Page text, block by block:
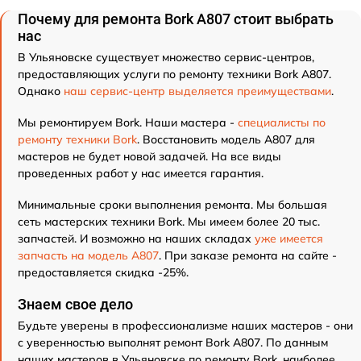
Почему для ремонта Bork А807 стоит выбрать
нас
В Ульяновске существует множество сервис-центров,
предоставляющих услуги по ремонту техники Bork А807.
Однако наш сервис-центр выделяется преимуществами.
Мы ремонтируем Bork. Наши мастера - специалисты по
ремонту техники Bork. Восстановить модель А807 для
мастеров не будет новой задачей. На все виды
проведенных работ у нас имеется гарантия.
Минимальные сроки выполнения ремонта. Мы большая
сеть мастерских техники Bork. Мы имеем более 20 тыс.
запчастей. И возможно на наших складах уже имеется
запчасть на модель А807. При заказе ремонта на сайте -
предоставляется скидка -25%.
Знаем свое дело
Будьте уверены в профессионализме наших мастеров - они
с уверенностью выполнят ремонт Bork А807. По данным